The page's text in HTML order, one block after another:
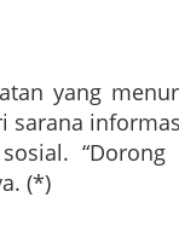
yang
(*)